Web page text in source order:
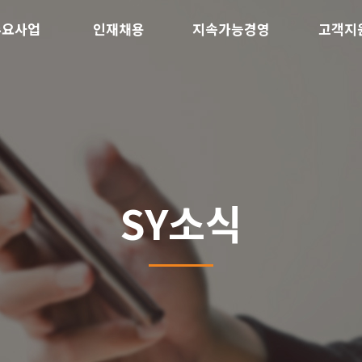
사업 인재채용 지속가능경영 고객지
SY소식